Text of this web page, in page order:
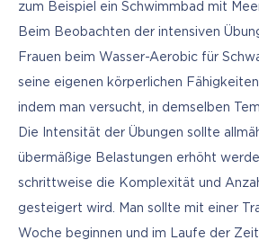
zum Beispiel ein Schwimmbad mit
Beim Beobachten der intensiven
Frauen beim Wasser-Aerobic für
seine eigenen körperlichen
indem man versucht, in demselben
Die Intensität der Übungen sollte
übermäßige Belastungen erhöht
schrittweise die Komplexität und
gesteigert wird. Man sollte mit einer
Woche beginnen und im Laufe der